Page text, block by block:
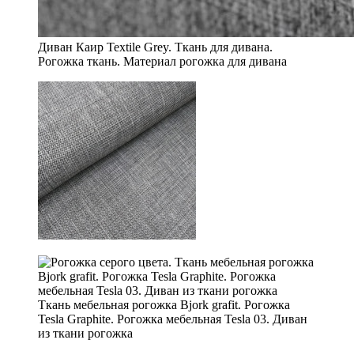
Диван Каир Textile Grey. Ткань для дивана.
Рогожка ткань. Материал рогожка для дивана
Ткань мебельная рогожка Bjork grafit. Рогожка
Tesla Graphite. Рогожка мебельная Tesla 03. Диван
из ткани рогожка